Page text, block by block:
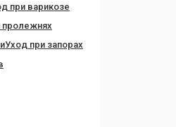
при варикозе
пролежнях
Уход при запорах